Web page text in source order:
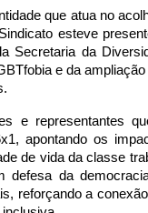
que atua no
esteve
Secretaria da
e da
e representantes
apontando os
de vida da classe
defesa da
reforçando a